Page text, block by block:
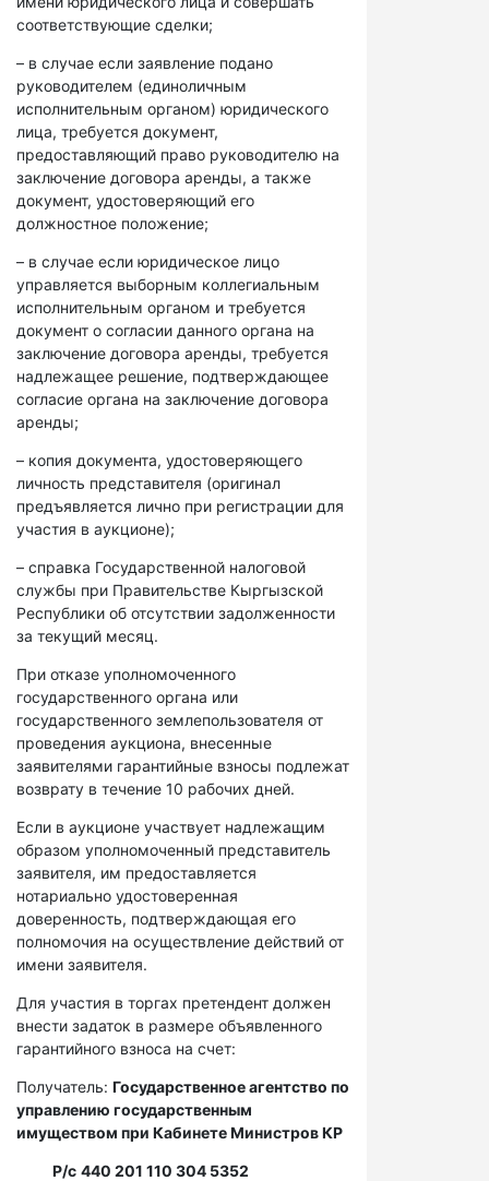
соответствующие сделки;
– в случае если заявление подано
руководителем (единоличным
исполнительным органом) юридического
лица, требуется документ,
предоставляющий право руководителю на
заключение договора аренды, а также
документ, удостоверяющий его
должностное положение;
– в случае если юридическое лицо
управляется выборным коллегиальным
исполнительным органом и требуется
документ о согласии данного органа на
заключение договора аренды, требуется
надлежащее решение, подтверждающее
согласие органа на заключение договора
аренды;
– копия документа, удостоверяющего
личность представителя (оригинал
предъявляется лично при регистрации для
участия в аукционе);
– справка Государственной налоговой
службы при Правительстве Кыргызской
Республики об отсутствии задолженности
за текущий месяц.
При отказе уполномоченного
государственного органа или
государственного землепользователя от
проведения аукциона, внесенные
заявителями гарантийные взносы подлежат
возврату в течение 10 рабочих дней.
Если в аукционе участвует надлежащим
образом уполномоченный представитель
заявителя, им предоставляется
нотариально удостоверенная
доверенность, подтверждающая его
полномочия на осуществление действий от
имени заявителя.
Для участия в торгах претендент должен
внести задаток в размере объявленного
гарантийного взноса на счет:
Получатель: Государственное агентство по
управлению государственным
имуществом при Кабинете Министров КР
Р/с 440 201 110 304 5352